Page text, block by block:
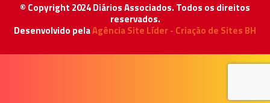
© Copyright 2024 Diários Associados. Todos os direitos
reservados.
Desenvolvido pelaAgência Site Líder - Criação de Sites BH